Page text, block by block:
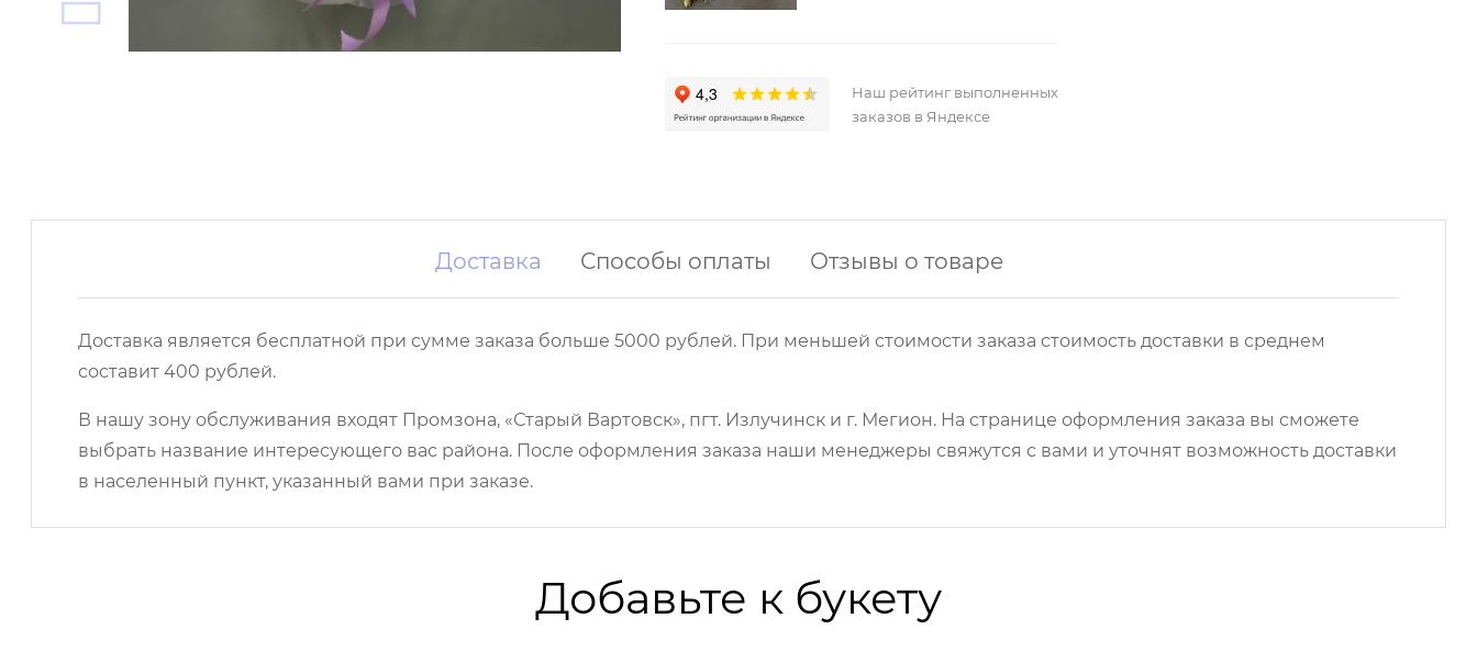
Наш рейтинг выполненных
заказов в Яндексе
Доставка Способы оплаты Отзывы о товаре
Доставка является бесплатной при сумме заказа больше 5000 рублей. При меньшей стоимости заказа стоимость доставки в среднем
составит 400 рублей.
В нашу зону обслуживания входят Промзона, «Старый Вартовск», пгт. Излучинск и г. Мегион. На странице оформления заказа вы сможете
выбрать название интересующего вас района. После оформления заказа наши менеджеры свяжутся с вами и уточнят возможность доставки
в населенный пункт, указанный вами при заказе.
Добавьте к букету